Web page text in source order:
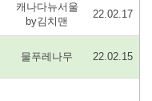
캐나다뉴서울
by김치맨
22.02.17
물푸레나무 22.02.15